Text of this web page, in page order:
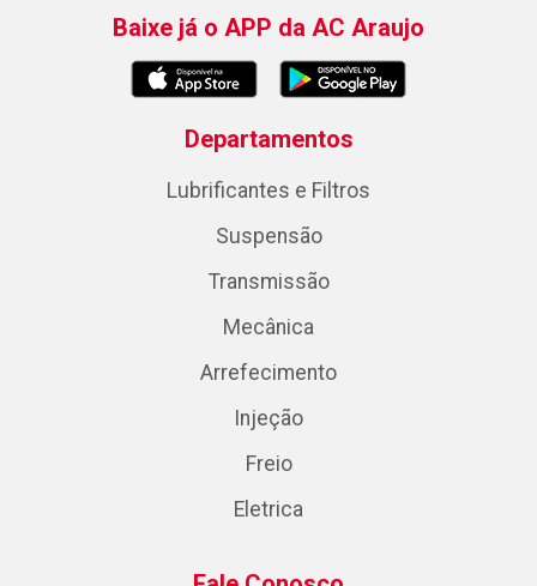
Baixe já o APP da AC Araujo
Departamentos
Lubrificantes e Filtros
Suspensão
Transmissão
Mecânica
Arrefecimento
Injeção
Freio
Eletrica